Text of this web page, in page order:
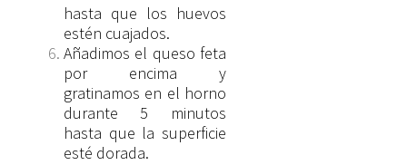
hasta que los huevos
estén cuajados.
Añadimos el queso feta
por encima y
gratinamos en el horno
durante 5 minutos
hasta que la superficie
esté dorada.